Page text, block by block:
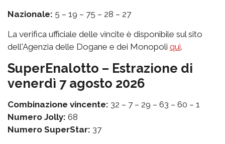
Nazionale: 5 – 19 – 75 – 28 – 27
La verifica ufficiale delle vincite è disponibile sul sito
dell'Agenzia delle Dogane e dei Monopoli qui.
SuperEnalotto – Estrazione di
venerdì 7 agosto 2026
Combinazione vincente: 32 – 7 – 29 – 63 – 60 – 1
Numero Jolly: 68
Numero SuperStar: 37